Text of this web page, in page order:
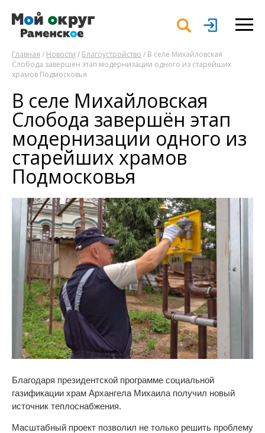
Главная / Новости / Благоустройство / В селе Михайловская
Слобода завершён этап модернизации одного из старейших
храмов Подмосковья
В селе Михайловская
Слобода завершён этап
модернизации одного из
старейших храмов
Подмосковья
Благодаря президентской программе социальной
газификации храм Архангела Михаила получил новый
источник теплоснабжения.
Масштабный проект позволил не только решить проблему